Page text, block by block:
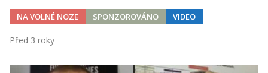
NA VOLNÉ NOZE SPONZOROVÁNO VIDEO
Před 3 roky